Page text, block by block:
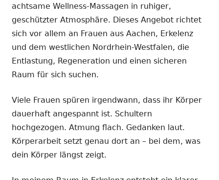
neuem
Fenster
öffnen
achtsame Wellness-Massagen in ruhiger,
geschützter Atmosphäre. Dieses Angebot richtet
sich vor allem an Frauen aus Aachen, Erkelenz
und dem westlichen Nordrhein-Westfalen, die
Entlastung, Regeneration und einen sicheren
Raum für sich suchen.
Viele Frauen spüren irgendwann, dass ihr Körper
dauerhaft angespannt ist. Schultern
hochgezogen. Atmung flach. Gedanken laut.
Körperarbeit setzt genau dort an – bei dem, was
dein Körper längst zeigt.